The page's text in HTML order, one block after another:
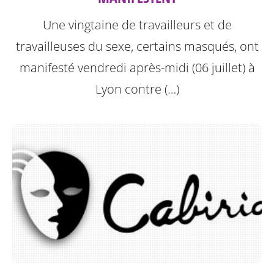
Une vingtaine de travailleurs et de
travailleuses du sexe, certains masqués, ont
manifesté vendredi après-midi (06 juillet) à
Lyon contre (…)